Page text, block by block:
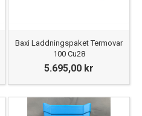
Baxi Laddningspaket Termovar
100 Cu28
5.695,00 kr